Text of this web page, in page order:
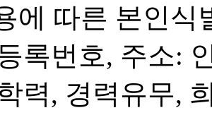
에 따른 본인식
록번호, 주소:
력, 경력유무,